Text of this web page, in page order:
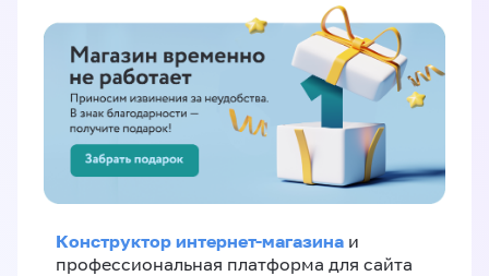
Конструктор интернет-магазина и
профессиональная платформа для сайта